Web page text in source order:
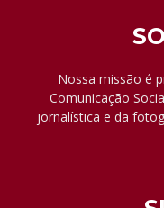
Nossa missão é
Comunicação
jornalística e da